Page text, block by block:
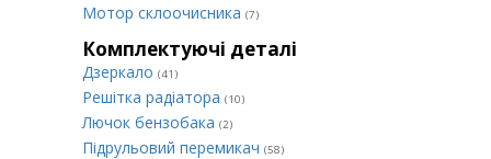
Мотор склоочисника (7)
Комплектуючі деталі
Дзеркало (41)
Решітка радіатора (10)
Лючок бензобака (2)
Підрульовий перемикач (58)